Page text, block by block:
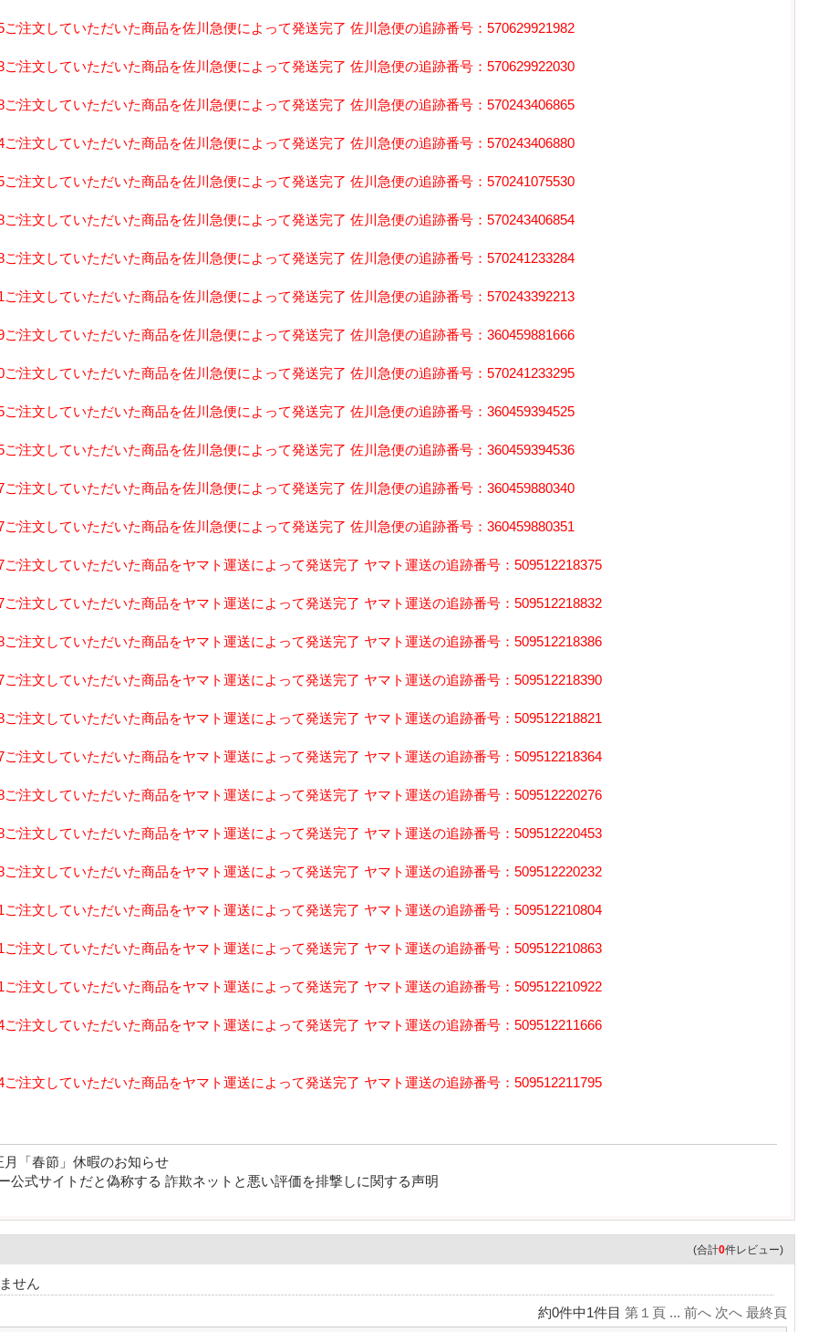
ご注文していただいた商品を佐川急便によって発送完了 佐川急便の追跡番号：570629921982
ご注文していただいた商品を佐川急便によって発送完了 佐川急便の追跡番号：570629922030
ご注文していただいた商品を佐川急便によって発送完了 佐川急便の追跡番号：570243406865
ご注文していただいた商品を佐川急便によって発送完了 佐川急便の追跡番号：570243406880
ご注文していただいた商品を佐川急便によって発送完了 佐川急便の追跡番号：570241075530
ご注文していただいた商品を佐川急便によって発送完了 佐川急便の追跡番号：570243406854
ご注文していただいた商品を佐川急便によって発送完了 佐川急便の追跡番号：570241233284
ご注文していただいた商品を佐川急便によって発送完了 佐川急便の追跡番号：570243392213
ご注文していただいた商品を佐川急便によって発送完了 佐川急便の追跡番号：360459881666
ご注文していただいた商品を佐川急便によって発送完了 佐川急便の追跡番号：570241233295
ご注文していただいた商品を佐川急便によって発送完了 佐川急便の追跡番号：360459394525
ご注文していただいた商品を佐川急便によって発送完了 佐川急便の追跡番号：360459394536
ご注文していただいた商品を佐川急便によって発送完了 佐川急便の追跡番号：360459880340
ご注文していただいた商品を佐川急便によって発送完了 佐川急便の追跡番号：360459880351
ご注文していただいた商品をヤマト運送によって発送完了 ヤマト運送の追跡番号：509512218375
ご注文していただいた商品をヤマト運送によって発送完了 ヤマト運送の追跡番号：509512218832
ご注文していただいた商品をヤマト運送によって発送完了 ヤマト運送の追跡番号：509512218386
ご注文していただいた商品をヤマト運送によって発送完了 ヤマト運送の追跡番号：509512218390
ご注文していただいた商品をヤマト運送によって発送完了 ヤマト運送の追跡番号：509512218821
ご注文していただいた商品をヤマト運送によって発送完了 ヤマト運送の追跡番号：509512218364
ご注文していただいた商品をヤマト運送によって発送完了 ヤマト運送の追跡番号：509512220276
ご注文していただいた商品をヤマト運送によって発送完了 ヤマト運送の追跡番号：509512220453
ご注文していただいた商品をヤマト運送によって発送完了 ヤマト運送の追跡番号：509512220232
ご注文していただいた商品をヤマト運送によって発送完了 ヤマト運送の追跡番号：509512210804
ご注文していただいた商品をヤマト運送によって発送完了 ヤマト運送の追跡番号：509512210863
ご注文していただいた商品をヤマト運送によって発送完了 ヤマト運送の追跡番号：509512210922
ご注文していただいた商品をヤマト運送によって発送完了 ヤマト運送の追跡番号：509512211666
ご注文していただいた商品をヤマト運送によって発送完了 ヤマト運送の追跡番号：509512211795
月「春節」休暇のお知らせ
公式サイトだと偽称する 詐欺ネットと悪い評価を排撃しに関する声明
(合計0件レビュー)
せん
約0件中1件目 第１頁 ... 前へ 次へ 最終頁